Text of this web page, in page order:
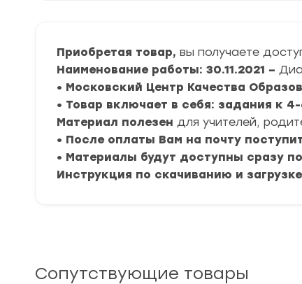
Приобретая товар, вы получаете
Наименование работы: 30.11.2021 –
• Московский Центр Качества
• Товар включает в себя: задания к
Материал полезен для учителей,
• После оплаты Вам на почту
• Материалы будут доступны сразу
Инструкция по скачиванию и
Сопутствующие товары